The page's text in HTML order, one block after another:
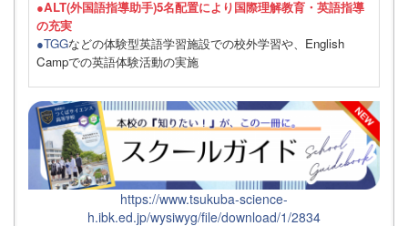
●ALT(外国語指導助手)5名配置により国際理解教育・英語指導
の充実
●TGGなどの体験型英語学習施設での校外学習や、English
Campでの英語体験活動の実施
https://www.tsukuba-science-
h.ibk.ed.jp/wysiwyg/file/download/1/2834